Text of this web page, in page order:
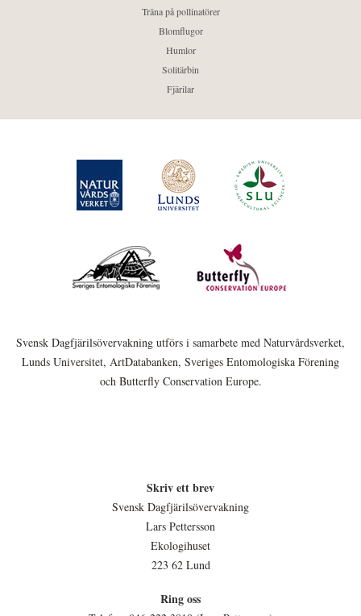
Träna på pollinatörer
Blomflugor
Humlor
Solitärbin
Fjärilar
Svensk Dagfjärilsövervakning utförs i samarbete med Naturvårdsverket,
Lunds Universitet, ArtDatabanken, Sveriges Entomologiska Förening
och Butterfly Conservation Europe.
Skriv ett brev
Svensk Dagfjärilsövervakning
Lars Pettersson
Ekologihuset
223 62 Lund
Ring oss